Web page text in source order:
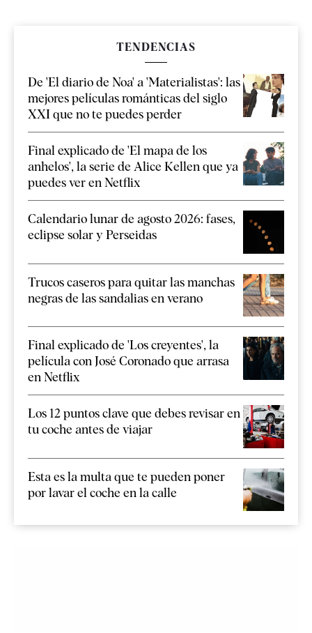
TENDENCIAS
De 'El diario de Noa' a 'Materialistas': las
mejores películas románticas del siglo
XXI que no te puedes perder
Final explicado de 'El mapa de los
anhelos', la serie de Alice Kellen que ya
puedes ver en Netflix
Calendario lunar de agosto 2026: fases,
eclipse solar y Perseidas
Trucos caseros para quitar las manchas
negras de las sandalias en verano
Final explicado de 'Los creyentes', la
película con José Coronado que arrasa
en Netflix
Los 12 puntos clave que debes revisar en
tu coche antes de viajar
Esta es la multa que te pueden poner
por lavar el coche en la calle